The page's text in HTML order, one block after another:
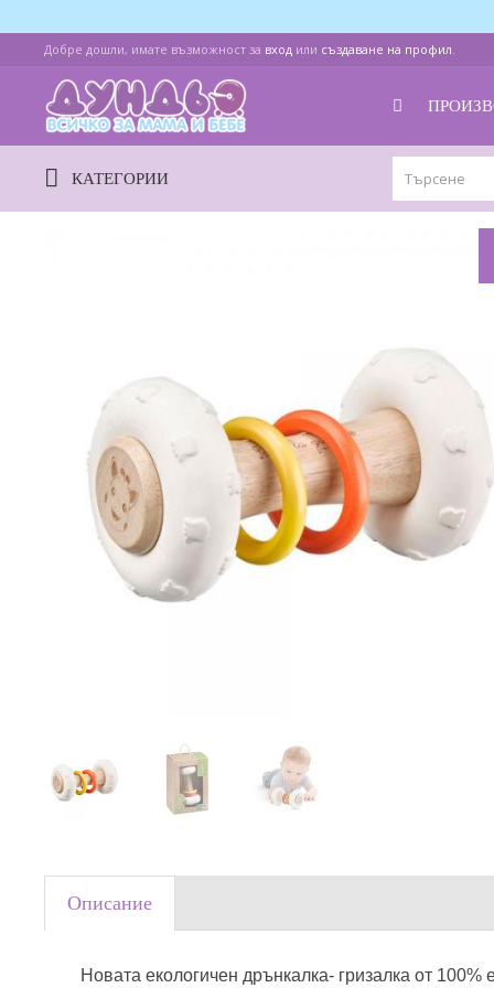
Добре дошли, имате възможност за вход или създаване на профил.
КАТЕГОРИИ
Описание
Новата екологичен дрънкалка- гризалка от 100%